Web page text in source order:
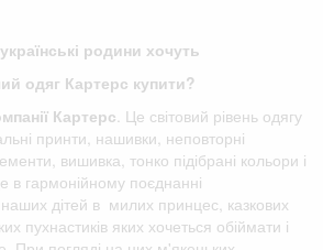
родини хочуть
одяг Картерс купити?
Картерс . Це світовий рівень одягу
принти, нашивки, неповторні
вишивка, тонко підібрані кольори і
в гармонійному поєднанні
дітей в милих принцес, казкових
пухнастиків яких хочеться обіймати і